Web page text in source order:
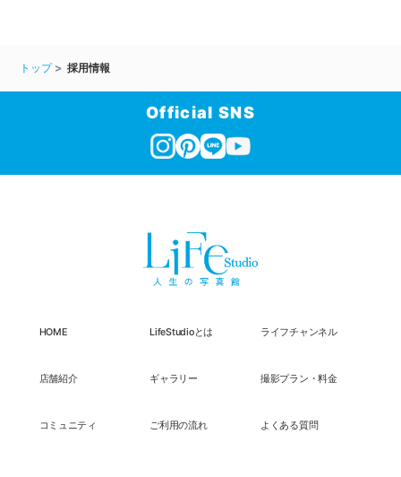
トップ 採用情報
Official SNS
HOME LifeStudioとは ライフチャンネル
店舗紹介 ギャラリー 撮影プラン・料金
コミュニティ ご利用の流れ よくある質問